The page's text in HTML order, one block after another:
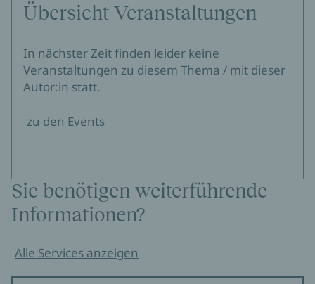
Übersicht Veranstaltungen
In nächster Zeit finden leider keine
Veranstaltungen zu diesem Thema / mit dieser
Autor:in statt.
zu den Events
Sie benötigen weiterführende
Informationen?
Alle Services anzeigen